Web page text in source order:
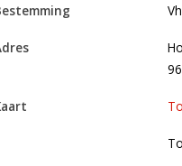
bestemming
adres
kaart
Toon op Google Maps met